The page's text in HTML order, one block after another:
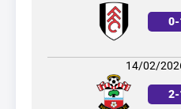
0-
14/02/
2-